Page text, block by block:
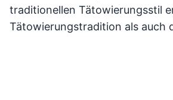
traditionellen Tätowierungsstil
Tätowierungstradition als auch